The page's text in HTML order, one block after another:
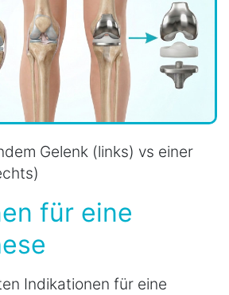
Gelenk (links) vs einer
für eine
Indikationen für eine